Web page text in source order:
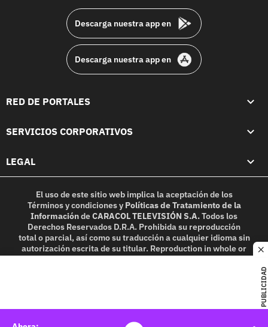
PUBLICIDAD
Descarga nuestra app en
Descarga nuestra app en
RED DE PORTALES
SERVICIOS CORPORATIVOS
LEGAL
El uso de este sitio web implica la aceptación de los
Términos y condicionesy Políticas de Tratamiento de la
InformacióndeCARACOL TELEVISIÓN S.A.Todos los
Derechos Reservados D.R.A. Prohibida su reproducción
total o parcial, así como su traducción a cualquier idioma sin
autorización escrita de su titular. Reproduction in whole or
in part, or translation without written permission is